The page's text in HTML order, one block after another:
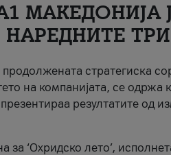
МАКЕДОНИЈА
продолжената стратегиска
на компанијата, се одржа
резултатите од
за ‘Охридско лето’,